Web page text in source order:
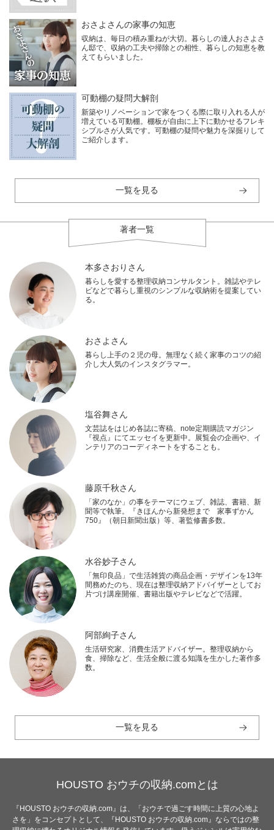
おさよさんの家事の知恵
収納は、毎日の積み重ねが大切。暮らしの達人おさよさ
ん邸で、収納の工夫や掃除との相性、暮らしの知恵を教
えてもらいました。
可動棚の疑問大解剖
新築やリノベーションで家をつくる際に取り入れる人が
増えている可動棚。棚板が自由に上下に動かせるフレキ
シブルさが人気です。可動棚の疑問や魅力を深掘りして
ご紹介します。
一覧を見る
著者一覧
本多さおりさん
暮らしを愛する整理収納コンサルタント。雑誌やテレ
ビなどで暮らし重視のシンプルな収納術を提案してい
る。
おさよさん
暮らし上手の２児の母。無理なく続く家事のコツの紹
介し大人気のインスタグラマー。
塩谷舞さん
文芸誌をはじめ各誌に寄稿、note定期購読マガジン
『視点』にてエッセイを更新中。展覧会の企画や、イ
ンテリアのコーディネートをすることも。
藤原千秋さん
「家のなか」の事をテーマにウェブ、雑誌、書籍、新
聞等で執筆。『きほんから新発想まで 家事ずかん
750』（朝日新聞出版）等、著監修書多数。
水谷妙子さん
「無印良品」で生活雑貨の商品企画・デザインを13年
間務めたのち、現在は整理収納アドバイザーとしてお
片づけ講座開催、書籍出版やテレビなどで活躍。
阿部絢子さん
生活研究家、消費生活アドバイザー。整理収納から
食、掃除など、生活全般に渡る知識を生かした著作多
数。
一覧を見る
HOUSTO おウチの収納.comとは
『HOUSTO おウチの収納.com』は、「おウチで過ごす時間に上質の心地よ
さを」をコンセプトとして、『HOUSTO おウチの収納.com』ならではの整